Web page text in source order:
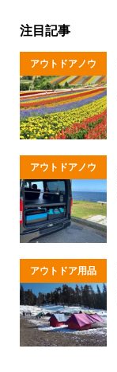
注目記事
アウトドアノウ
ハウ
アウトドアノウ
ハウ
アウトドア用品